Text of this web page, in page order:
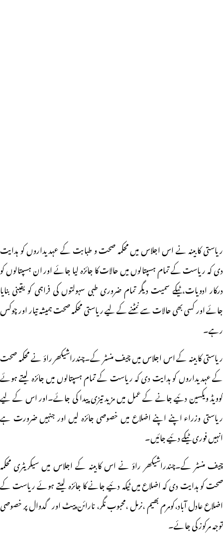
ریاستی کابینہ نے اس اجلاس میں محکمہ صحت و طبابت کے عہدیداروں کو ہدایت
دی کہ ریاست کے تمام ہسپتالوں میں حالات کا جائزہ لیا جائے اور ان ہسپتالوں کو
درکار ادویات،ٹیکے سمیت دیگر تمام ضروری طبی سہولتوں کی فراہمی کو یقینی بنایا
جائے اور کسی بھی حالات سے نمٹنے کے لیے ریاستی محکمہ صحت ہمیشہ تیار اور چوکس
رہے۔
ریاستی کابینہ کے اس اجلاس میں چیف منسٹر کے۔چندراشیکھر راؤ نے محکمہ صحت
کے عہدیداروں کو ہدایت دی کہ ریاست کے تمام ہسپتالوں میں جائزہ لیتے ہوئے
کوویڈ ویکسین دئیے جانے کے عمل میں مزید تیزی پیدا کی جائے۔اور اس کے لیے
ریاستی وزراء اپنے اپنے اضلاع میں خصوصی جائزہ لیں اور جنہیں ضرورت ہے
انہیں فوری ٹیکے دئیے جائیں۔
چیف منسٹر کے۔چندراشیکھر راؤ نے اس کابینہ کے اجلاس میں سیکریٹری محکمہ
صحت کو ہدایت دی کہ اضلاع میں ٹیکہ دئیے جانے کا جائزہ لیتے ہوئے ریاست کے
اضلاع عادل آباد،کومرم بھیم ،نرمل ،محبوب نگر، نارائن پیٹ اور گدوال پر خصوصی
توجہ مرکوز کی جائے۔